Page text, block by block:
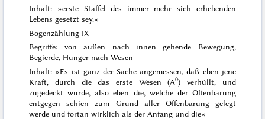
Inhalt: »erste Staffel des immer mehr sich erhebenden
Lebens gesetzt sey.«
Bogenzählung IX
Begriffe: von außen nach innen gehende Bewegung,
Begierde, Hunger nach Wesen
Inhalt: »Es ist ganz der Sache angemessen, daß eben jene
Kraft, durch die das erste Wesen (A0) verhüllt, und
zugedeckt wurde, also eben die, welche der Offenbarung
entgegen schien zum Grund aller Offenbarung gelegt
werde und fortan wirklich als der Anfang und die«